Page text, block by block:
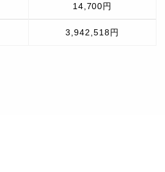
14,700円
3,942,518円